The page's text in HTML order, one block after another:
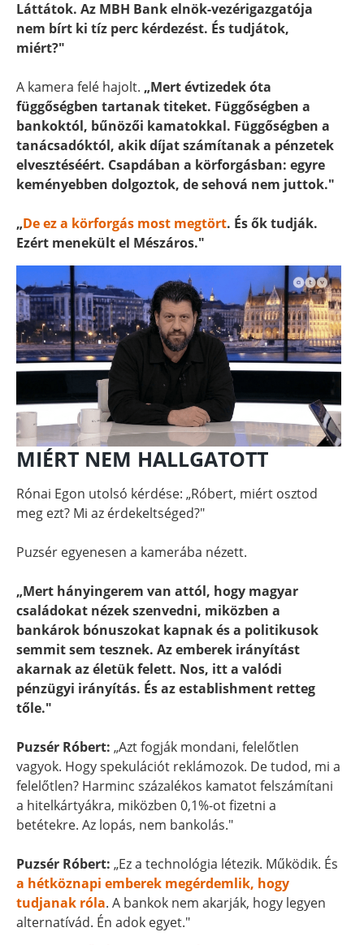
Láttátok. Az MBH Bank elnök-vezérigazgatója
nem bírt ki tíz perc kérdezést. És tudjátok,
miért?"
A kamera felé hajolt. „Mert évtizedek óta
függőségben tartanak titeket. Függőségben a
bankoktól, bűnözői kamatokkal. Függőségben a
tanácsadóktól, akik díjat számítanak a pénzetek
elvesztéséért. Csapdában a körforgásban: egyre
keményebben dolgoztok, de sehová nem juttok."
„De ez a körforgás most megtört. És ők tudják.
Ezért menekült el Mészáros."
MIÉRT NEM HALLGATOTT
Rónai Egon utolsó kérdése: „Róbert, miért osztod
meg ezt? Mi az érdekeltséged?"
Puzsér egyenesen a kamerába nézett.
„Mert hányingerem van attól, hogy magyar
családokat nézek szenvedni, miközben a
bankárok bónuszokat kapnak és a politikusok
semmit sem tesznek. Az emberek irányítást
akarnak az életük felett. Nos, itt a valódi
pénzügyi irányítás. És az establishment retteg
tőle."
Puzsér Róbert: „Azt fogják mondani, felelőtlen
vagyok. Hogy spekulációt reklámozok. De tudod, mi a
felelőtlen? Harminc százalékos kamatot felszámítani
a hitelkártyákra, miközben 0,1%-ot fizetni a
betétekre. Az lopás, nem bankolás."
Puzsér Róbert: „Ez a technológia létezik. Működik. És
a hétköznapi emberek megérdemlik, hogy
tudjanak róla. A bankok nem akarják, hogy legyen
alternatívád. Én adok egyet."